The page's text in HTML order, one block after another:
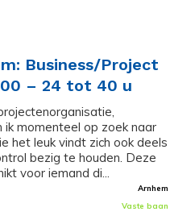
Business/Project
– 24 tot 40 u
ik momenteel op zoek naar
het leuk vindt zich ook deels
bezig te houden. Deze
voor iemand di...
Arnhem
Vaste baan